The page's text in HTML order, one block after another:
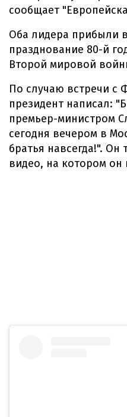
сообщает
Оба лидера прибыли
празднование 80-й
Второй мировой
По случаю встречи с
президент написал:
премьер-министром
сегодня вечером в
братья навсегда!". Он
видео, на котором